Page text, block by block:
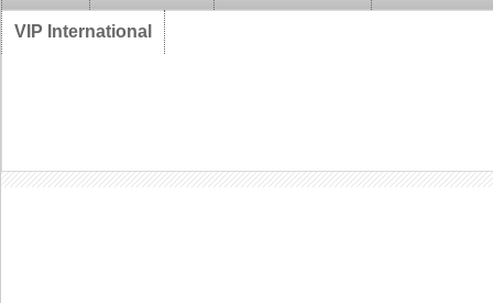
VIP International